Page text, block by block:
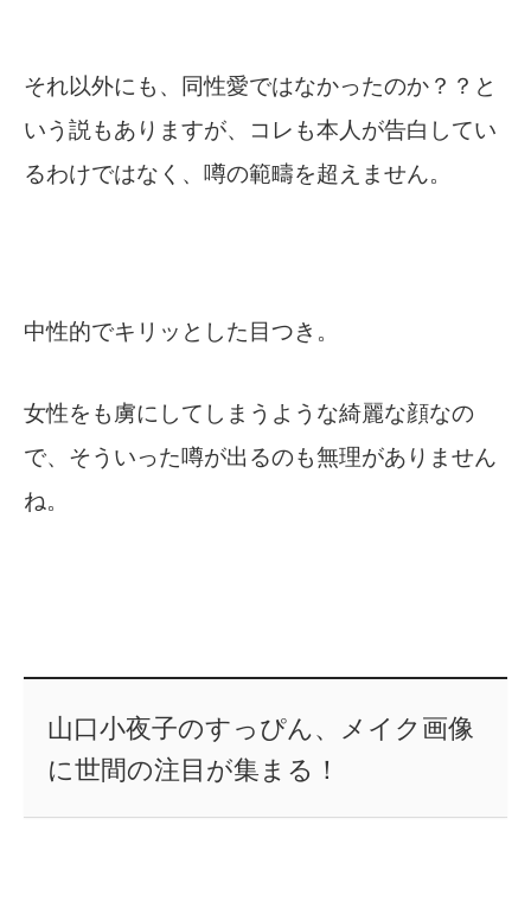
それ以外にも、同性愛ではなかったのか？？と
いう説もありますが、コレも本人が告白してい
るわけではなく、噂の範疇を超えません。
中性的でキリッとした目つき。
女性をも虜にしてしまうような綺麗な顔なの
で、そういった噂が出るのも無理がありません
ね。
山口小夜子のすっぴん、メイク画像
に世間の注目が集まる！